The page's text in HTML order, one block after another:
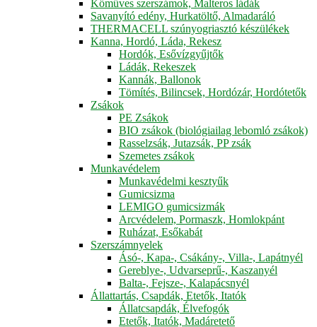
Kőműves szerszámok, Malteros ládák
Savanyító edény, Hurkatöltő, Almadaráló
THERMACELL szúnyogriasztó készülékek
Kanna, Hordó, Láda, Rekesz
Hordók, Esővízgyűjtők
Ládák, Rekeszek
Kannák, Ballonok
Tömítés, Bilincsek, Hordózár, Hordótetők
Zsákok
PE Zsákok
BIO zsákok (biológiailag lebomló zsákok)
Rasselzsák, Jutazsák, PP zsák
Szemetes zsákok
Munkavédelem
Munkavédelmi kesztyűk
Gumicsizma
LEMIGO gumicsizmák
Arcvédelem, Pormaszk, Homlokpánt
Ruházat, Esőkabát
Szerszámnyelek
Ásó-, Kapa-, Csákány-, Villa-, Lapátnyél
Gereblye-, Udvarseprű-, Kaszanyél
Balta-, Fejsze-, Kalapácsnyél
Állattartás, Csapdák, Etetők, Itatók
Állatcsapdák, Élvefogók
Etetők, Itatók, Madáretető